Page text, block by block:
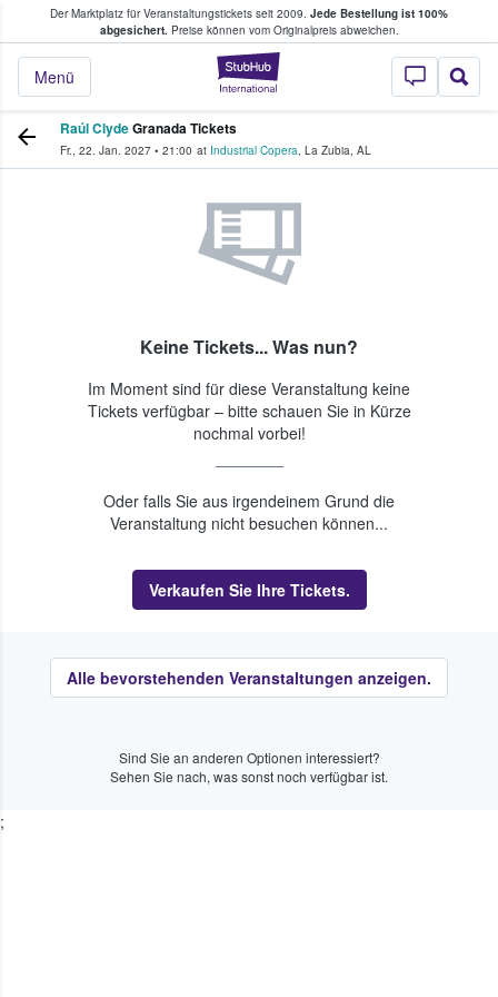
Der Marktplatz für Veranstaltungstickets seit 2009. Jede Bestellung ist 100%
abgesichert.Preise können vom Originalpreis abweichen.
StubHub - Wo
Menü
Tickets kaufen & verkaufen
Raúl ClydeGranada Tickets
Fr., 22. Jan. 2027 • 21:00 at Industrial Copera, La Zubia, AL
Keine Tickets... Was nun?
Im Moment sind für diese Veranstaltung keine
Tickets verfügbar – bitte schauen Sie in Kürze
nochmal vorbei!
Oder falls Sie aus irgendeinem Grund die
Veranstaltung nicht besuchen können...
Verkaufen Sie Ihre Tickets.
Alle bevorstehenden Veranstaltungen anzeigen.
Sind Sie an anderen Optionen interessiert?
Sehen Sie nach, was sonst noch verfügbar ist.
;